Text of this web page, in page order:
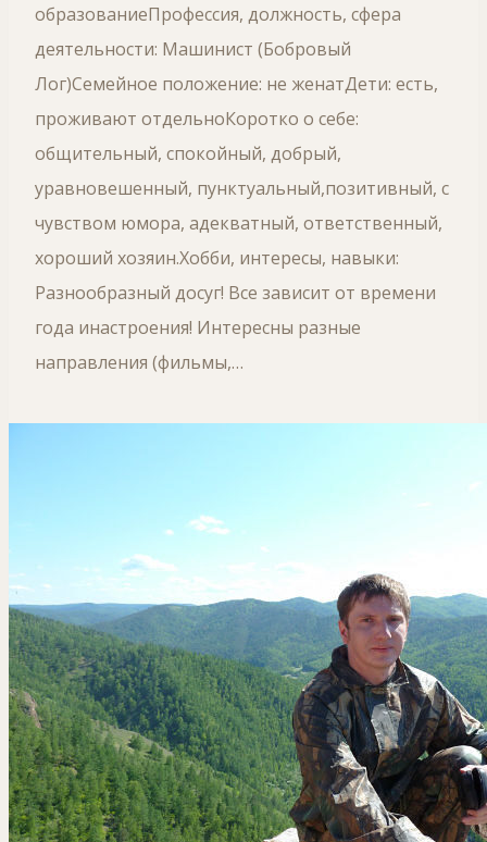
образованиеПрофессия, должность, сфера
деятельности: Машинист (Бобровый
Лог)Семейное положение: не женатДети: есть,
проживают отдельноКоротко о себе:
общительный, спокойный, добрый,
уравновешенный, пунктуальный,позитивный, с
чувством юмора, адекватный, ответственный,
хороший хозяин.Хобби, интересы, навыки:
Разнообразный досуг! Все зависит от времени
года инастроения! Интересны разные
направления (фильмы,…